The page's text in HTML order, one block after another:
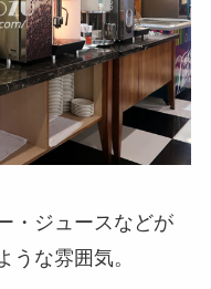
・ジュースなどが
うな雰囲気。